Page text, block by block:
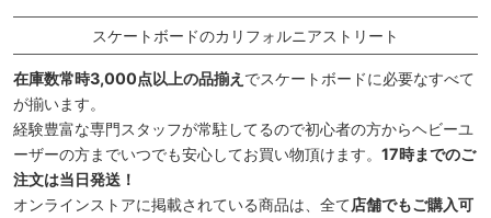
スケートボードのカリフォルニアストリート
在庫数常時3,000点以上の品揃え でスケートボードに必要なすべて
が揃います。
経験豊富な専門スタッフが常駐してるので初心者の方からヘビーユ
ーザーの方までいつでも安心してお買い物頂けます。 17時までのご
注文は当日発送！
オンラインストアに掲載されている商品は、全て店舗でもご購入可